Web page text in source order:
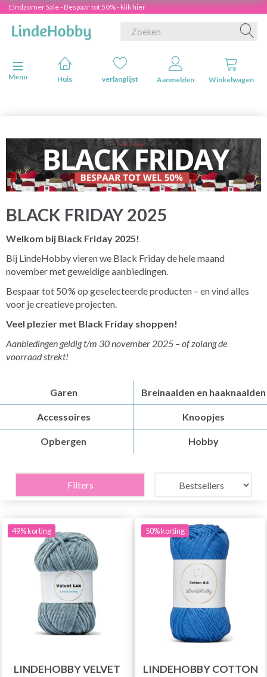
Eindzomer Sale - Bespaar tot 50% - klik hier
Navigatie in-/uitschakelen
Menu
Huis verlanglijst Aanmelden Winkelwagen
BLACK FRIDAY 2025
Welkom bij Black Friday 2025!
Bij LindeHobby vieren we Black Friday de hele maand
november met geweldige aanbiedingen.
Bespaar tot 50 % op geselecteerde producten – en vind alles
voor je creatieve projecten.
Veel plezier met Black Friday shoppen!
Aanbiedingen geldig t/m 30 november 2025 – of zolang de
voorraad strekt!
Garen Breinaalden en haaknaalden
Accessoires Knoopjes
Opbergen Hobby
Filters
49% korting
LINDEHOBBY VELVET
50% korting
LINDEHOBBY COTTON